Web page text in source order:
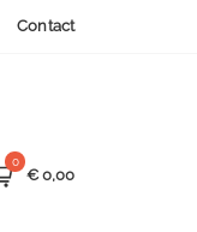
Contact
0
€ 0,00